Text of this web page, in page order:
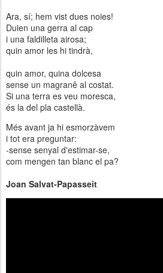
Ara, sí; hem vist dues noies!
Duien una gerra al cap
i una faldilleta airosa;
quin amor les hi tindrà,
quin amor, quina dolcesa
sense un magranê al costat.
Si una terra es veu moresca,
és la del pla castellà.
Més avant ja hi esmorzàvem
i tot era preguntar:
-sense senyal d'estimar-se,
com mengen tan blanc el pa?
Joan Salvat-Papasseit